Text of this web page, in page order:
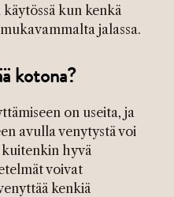
kun kenkä
jalassa.
kotona?
on useita, ja
avulla venytystä voi
hyvä
voivat
kenkiä